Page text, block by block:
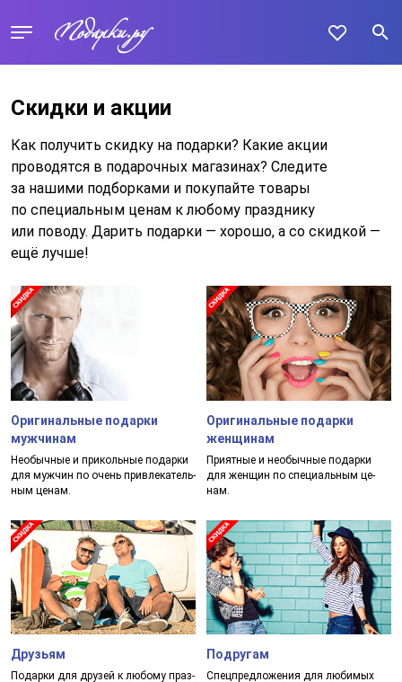
Скидки и акции
Как получить скидку на подарки? Какие акции
проводятся в подарочных магазинах? Следите
за нашими подборками и покупайте товары
по специальным ценам к любому празднику
или поводу. Дарить подарки — хорошо, а со скидкой —
ещё лучше!
Оригинальные подарки
мужчинам
Необыч­ные и при­коль­ные по­дар­ки
для муж­чин по очень прив­ле­ка­тель­
ным це­нам.
Оригинальные подарки
женщинам
При­ят­ные и не­обыч­ные по­дар­ки
для жен­щин по спе­ци­аль­ным це­
нам.
Друзьям
Подар­ки для дру­зей к лю­бо­му праз­
Подругам
Спец­пред­ло­же­ния для лю­би­мых